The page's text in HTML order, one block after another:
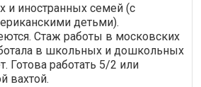
и иностранных семей (с
детьми).
Стаж работы в московских
в школьных и дошкольных
Готова работать 5/2 или
вахтой.